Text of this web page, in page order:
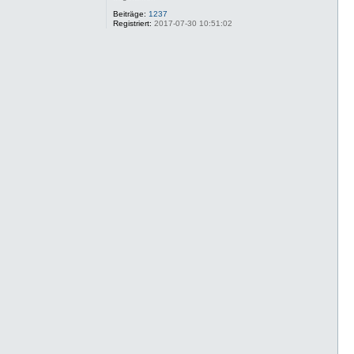
Beiträge: 1237
Registriert: 2017-07-30 10:51:02